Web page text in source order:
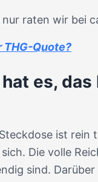
raten wir bei
THG-Quote?
es,
ist
Die volle
sind.